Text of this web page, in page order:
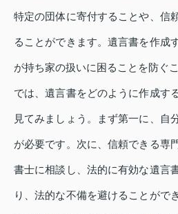
特定の団体に寄付することや、信
ることができます。遺言書を作成
が持ち家の扱いに困ることを防ぐ
では、遺言書をどのように作成す
見てみましょう。まず第一に、自
が必要です。次に、信頼できる専
書士に相談し、法的に有効な遺言
り、法的な不備を避けることがで